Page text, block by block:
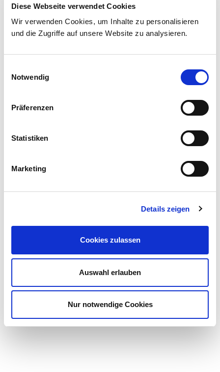
Diese Webseite verwendet Cookies
Wir verwenden Cookies, um Inhalte zu personalisieren
und die Zugriffe auf unsere Website zu analysieren.
Notwendig
Präferenzen
Statistiken
Marketing
Details zeigen
Cookies zulassen
Auswahl erlauben
Nur notwendige Cookies
Onkologisches Zentrum
Organisation
Organkrebszentren
Veranstaltungen
Pflege
Nachsorge
Terminvereinbarung